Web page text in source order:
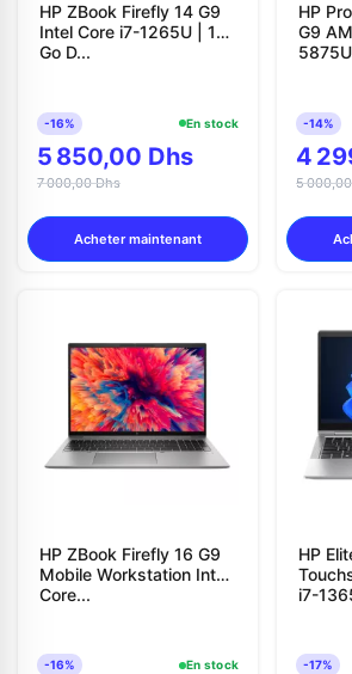
HP ZBook Firefly 14 G9
Intel Core i7-1265U | 16
Go D...
-16% En stock
5 850,00 Dhs
7 000,00 Dhs
Acheter maintenant
HP
G9
-14%
4
5
HP ZBook Firefly 16 G9
Mobile Workstation Intel
Core...
-16% En stock
HP
i7-
-17%